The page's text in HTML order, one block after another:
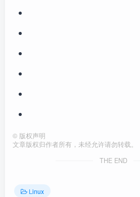
© 版权声明
文章版权归作者所有，未经允许请勿转载。
THE END
Linux